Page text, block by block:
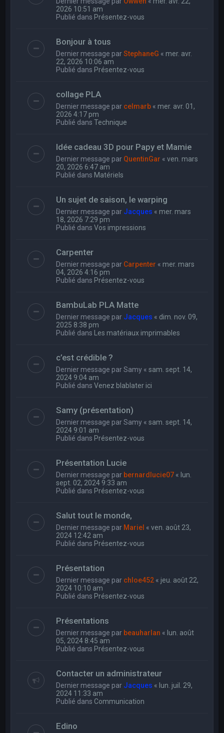
2026 10:51 am
Publié dans Présentez-vous
Bonjour à tous
Dernier message parStephaneG « mer. avr.
22, 2026 10:06 am
Publié dans Présentez-vous
collage PLA
Dernier message par celmarb « mer. avr. 01,
2026 4:17 pm
Publié dansTechnique
Idée cadeau 3D pour Papy et Mamie
Dernier message par QuentinGar «ven. mars
20, 2026 6:47 am
Publié dans Matériels
Un sujet de saison, le warping
Dernier message par Jacques « mer. mars
18, 2026 7:29 pm
Publié dansVos impressions
Carpenter
Dernier message par Carpenter « mer. mars
04, 2026 4:16 pm
Publié dans Présentez-vous
BambuLab PLA Matte
Dernier message par Jacques « dim. nov. 09,
2025 8:38 pm
Publié dans Les matériaux imprimables
c’est crédible ?
Dernier message parSamy «sam. sept. 14,
2024 9:04 am
Publié dansVenez blablater ici
Samy (présentation)
Dernier message parSamy «sam. sept. 14,
2024 9:01 am
Publié dans Présentez-vous
Présentation Lucie
Dernier message par bernardlucie07 « lun.
sept. 02, 2024 9:33 am
Publié dans Présentez-vous
Salut tout le monde,
Dernier message par Mariel «ven. août 23,
2024 12:42 am
Publié dans Présentez-vous
Présentation
Dernier message par chloe452 « jeu. août 22,
2024 10:10 am
Publié dans Présentez-vous
Présentations
Dernier message par beauharlan « lun. août
05, 2024 8:45 am
Publié dans Présentez-vous
Contacter un administrateur
Dernier message par Jacques « lun. juil. 29,
2024 11:33 am
Publié dans Communication
Edino